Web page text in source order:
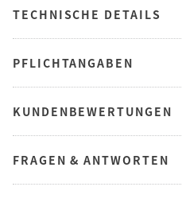
TECHNISCHE DETAILS
PFLICHTANGABEN
KUNDENBEWERTUNGEN
FRAGEN & ANTWORTEN